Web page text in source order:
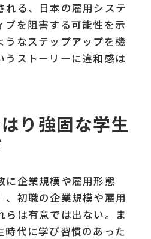
れる、日本の雇用システ
ブを阻害する可能性を示
うなステップアップを機
うストーリーに違和感は
り強固な学生
に企業規模や雇用形態
、初職の企業規模や雇用
らは有意では出ない。ま
時代に学び習慣のあった